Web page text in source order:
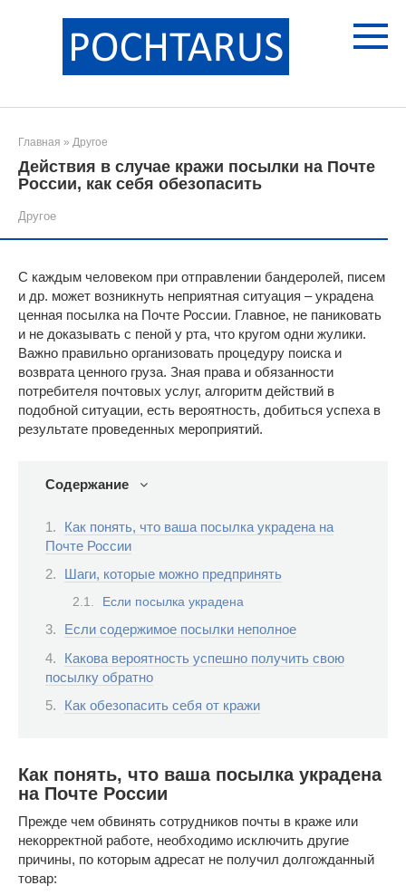
Главная » Другое
Действия в случае кражи посылки на Почте
России, как себя обезопасить
Другое
С каждым человеком при отправлении бандеролей, писем
и др. может возникнуть неприятная ситуация ‒ украдена
ценная посылка на Почте России. Главное, не паниковать
и не доказывать с пеной у рта, что кругом одни жулики.
Важно правильно организовать процедуру поиска и
возврата ценного груза. Зная права и обязанности
потребителя почтовых услуг, алгоритм действий в
подобной ситуации, есть вероятность, добиться успеха в
результате проведенных мероприятий.
Содержание
Как понять, что ваша посылка украдена на
Почте России
Шаги, которые можно предпринять
Если посылка украдена
Если содержимое посылки неполное
Какова вероятность успешно получить свою
посылку обратно
Как обезопасить себя от кражи
Как понять, что ваша посылка украдена
на Почте России
Прежде чем обвинять сотрудников почты в краже или
некорректной работе, необходимо исключить другие
причины, по которым адресат не получил долгожданный
товар: